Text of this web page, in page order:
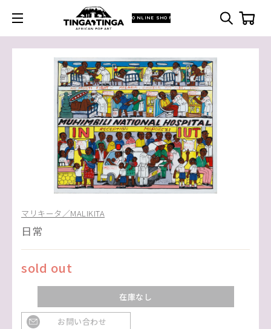
ONLINE SHOP
マリキータ／MALIKITA
日常
sold out
在庫なし
お問い合わせ